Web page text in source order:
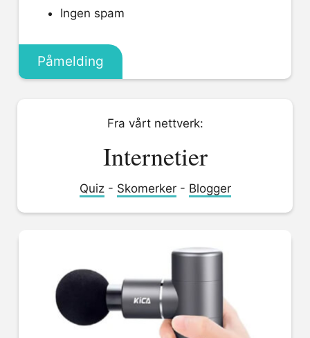
Ingen spam
Påmelding
Fra vårt nettverk:
Internetier
Quiz- Skomerker- Blogger